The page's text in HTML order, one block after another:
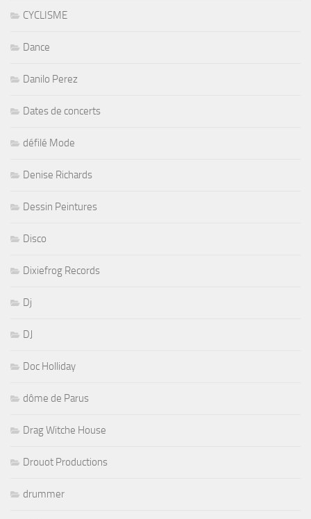
CYCLISME
Dance
Danilo Perez
Dates de concerts
défilé Mode
Denise Richards
Dessin Peintures
Disco
Dixiefrog Records
Dj
DJ
Doc Holliday
dôme de Parus
Drag Witche House
Drouot Productions
drummer